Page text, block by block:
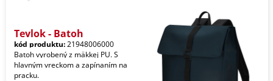
Teylok - Batoh
kód produktu:21948006000
Batoh vyrobený z mäkkej PU. S
hlavným vreckom a zapínaním na
pracku.